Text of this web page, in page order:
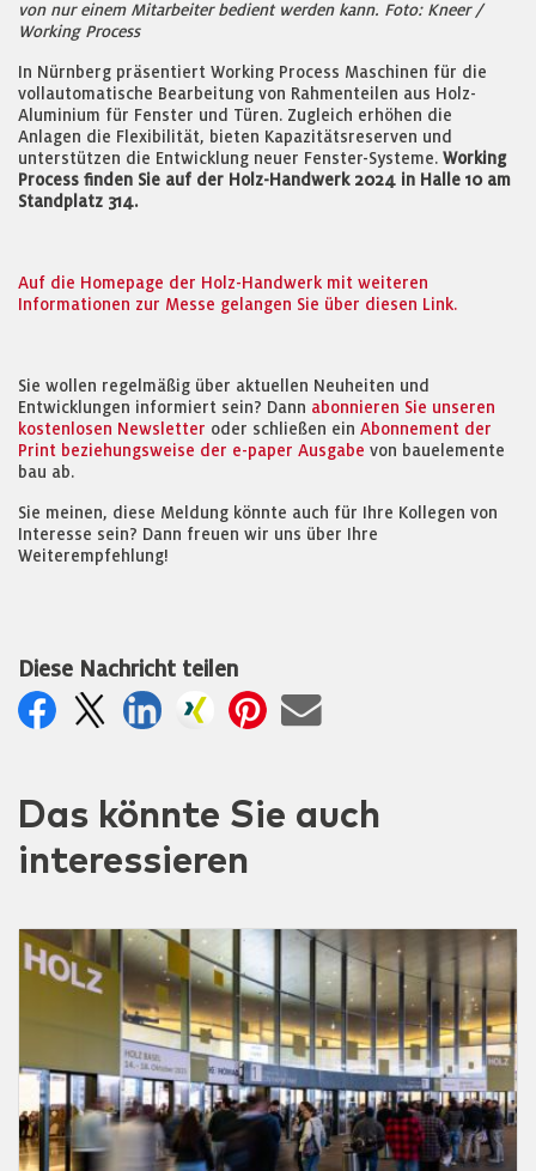
von nur einem Mitarbeiter bedient werden kann. Foto: Kneer /
Working Process
In Nürnberg präsentiert Working Process Maschinen für die
vollautomatische Bearbeitung von Rahmenteilen aus Holz-
Aluminium für Fenster und Türen. Zugleich erhöhen die
Anlagen die Flexibilität, bieten Kapazitätsreserven und
unterstützen die Entwicklung neuer Fenster-Systeme. Working
Process finden Sie auf der Holz-Handwerk 2024 in Halle 10 am
Standplatz 314.
Auf die Homepage der Holz-Handwerk mit weiteren
Informationen zur Messe gelangen Sie über diesen Link.
Sie wollen regelmäßig über aktuellen Neuheiten und
Entwicklungen informiert sein? Dann abonnieren Sie unseren
kostenlosen Newsletter oder schließen ein Abonnement der
Print beziehungsweise der e-paper Ausgabe von bauelemente
bau ab.
Sie meinen, diese Meldung könnte auch für Ihre Kollegen von
Interesse sein? Dann freuen wir uns über Ihre
Weiterempfehlung!
Diese Nachricht teilen
Das könnte Sie auch
interessieren